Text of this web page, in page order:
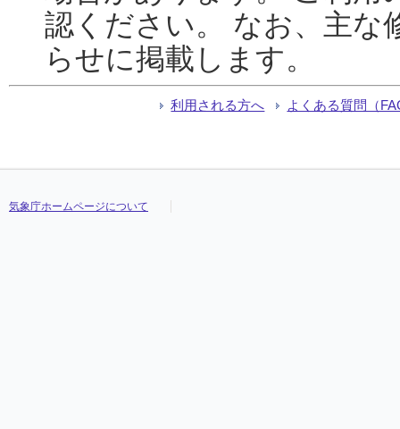
認ください。 なお、主な
らせに掲載します。
利用される方へ よくある質問（
気象庁ホームページについて